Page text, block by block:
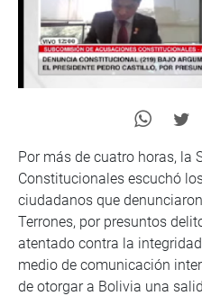
Por más de cuatro horas, la
Constitucionales escuchó
ciudadanos que
Terrones, por presuntos
atentado contra la
medio de comunicación
de otorgar a Bolivia una